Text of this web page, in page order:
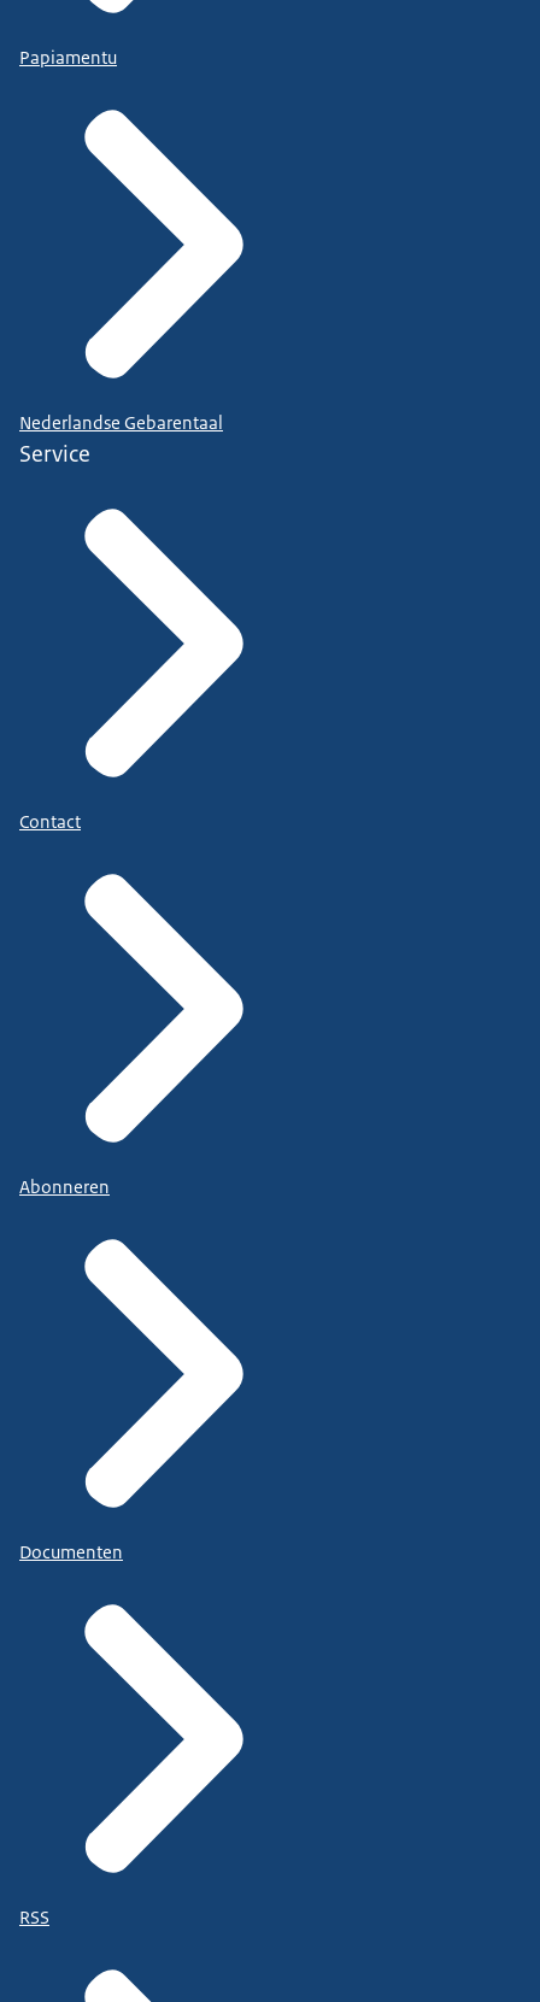
Papiamentu
Nederlandse Gebarentaal
Service
Contact
Abonneren
Documenten
RSS